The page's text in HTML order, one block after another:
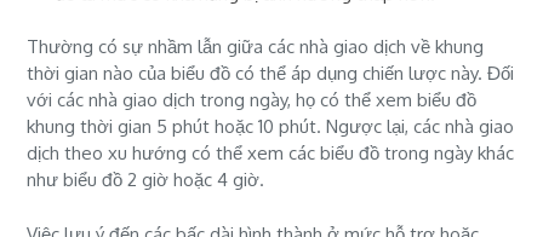
Thường có sự nhầm lẫn giữa các nhà giao dịch về khung
thời gian nào của biểu đồ có thể áp dụng chiến lược này. Đối
với các nhà giao dịch trong ngày, họ có thể xem biểu đồ
khung thời gian 5 phút hoặc 10 phút. Ngược lại, các nhà giao
dịch theo xu hướng có thể xem các biểu đồ trong ngày khác
như biểu đồ 2 giờ hoặc 4 giờ.